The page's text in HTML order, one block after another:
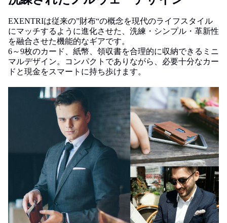
EXENTRIは従来の”財布“の概念を現代のライフスタイル
にマッチするように進化させた、洗練・シンプル・革新性
を融合させた機能的なギアです。
6～9枚のカード、紙幣、領収書を合理的に収納できるミニ
マルデザイン。コンパクトでありながら、必要十分なカー
ドと現金をスマートに持ち歩けます。